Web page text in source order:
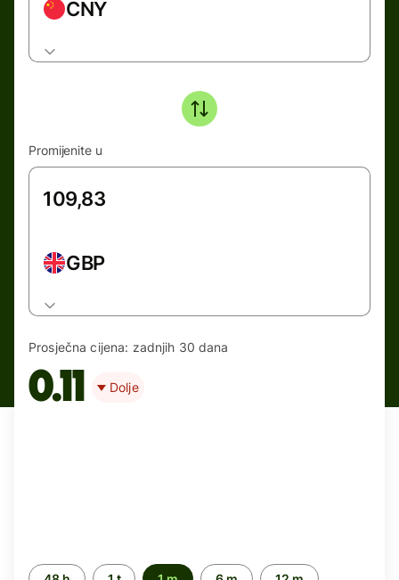
CNY
Promijenite u
GBP
Prosječna cijena: zadnjih 30 dana
0.11 Dolje
Time